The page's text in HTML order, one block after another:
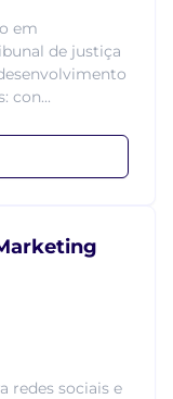
em
de justiça
con...
redes sociais e